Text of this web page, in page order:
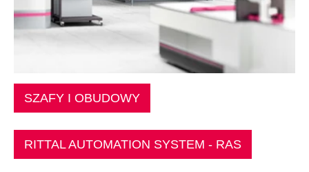
SZAFY I OBUDOWY
RITTAL AUTOMATION SYSTEM - RAS